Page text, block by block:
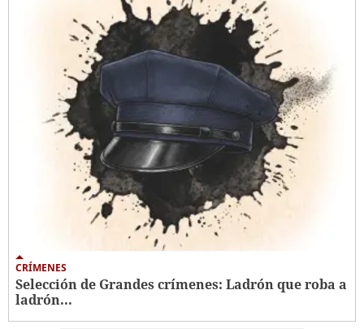
CRÍMENES
Selección de Grandes crímenes: Ladrón que roba a
ladrón...